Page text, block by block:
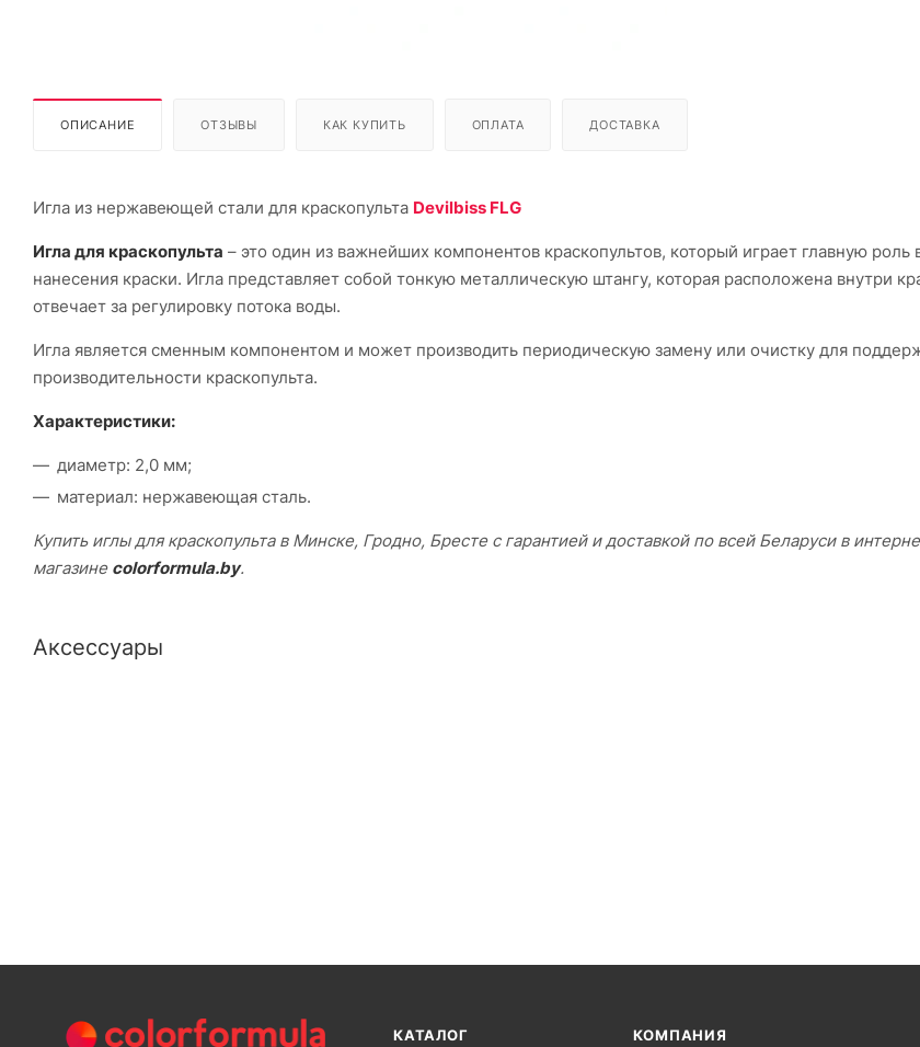
ОПИСАНИЕ ОТЗЫВЫ КАК КУПИТЬ ОПЛАТА ДОСТАВКА
Игла из нержавеющей стали для краскопульта Devilbiss FLG
Игла для краскопульта – это один из важнейших компонентов краскопультов, который играет главную роль
нанесения краски. Игла представляет собой тонкую металлическую штангу, которая расположена внутри
отвечает за регулировку потока воды.
Игла является сменным компонентом и может производить периодическую замену или очистку для
производительности краскопульта.
Характеристики:
диаметр: 2,0 мм;
материал: нержавеющая сталь.
Купить иглы для краскопульта в Минске, Гродно, Бресте с гарантией и доставкой по всей Беларуси в
магазине colorformula.by.
Аксессуары
КАТАЛОГ КОМПАНИЯ